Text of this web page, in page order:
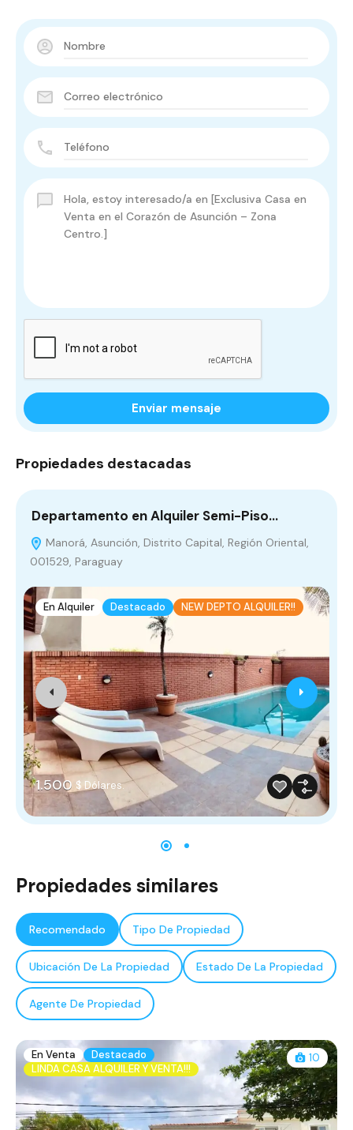
Enviar mensaje
Propiedades destacadas
Departamento en Alquiler Semi-Piso…
Manorá, Asunción, Distrito Capital, Región Oriental,
001529, Paraguay
En Alquiler Destacado NEW DEPTO ALQUILER!!
1.500 $ Dólares.
Propiedades similares
Recomendado Tipo De Propiedad
Ubicación De La Propiedad Estado De La Propiedad
Agente De Propiedad
En Venta
Destacado
LINDA CASA ALQUILER Y VENTA!!!
10